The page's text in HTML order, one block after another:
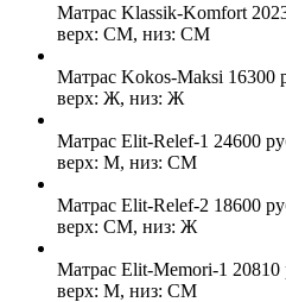
Матрас Klassik-Komfort
верх: СМ, низ: СМ
Матрас Kokos-Maksi 16300
верх: Ж, низ: Ж
Матрас Elit-Relef-1 24600
верх: М, низ: СМ
Матрас Elit-Relef-2 18600
верх: СМ, низ: Ж
Матрас Elit-Memori-1 20810
верх: М, низ: СМ